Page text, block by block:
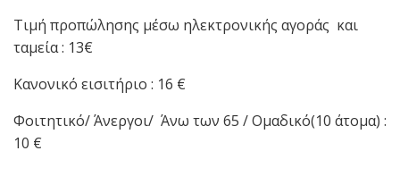
Τιμή προπώλησης μέσω ηλεκτρονικής αγοράς και
ταμεία : 13€
Κανονικό εισιτήριο : 16 €
Φοιτητικό/ Άνεργοι/ Άνω των 65 / Ομαδικό(10 άτομα) :
10 €